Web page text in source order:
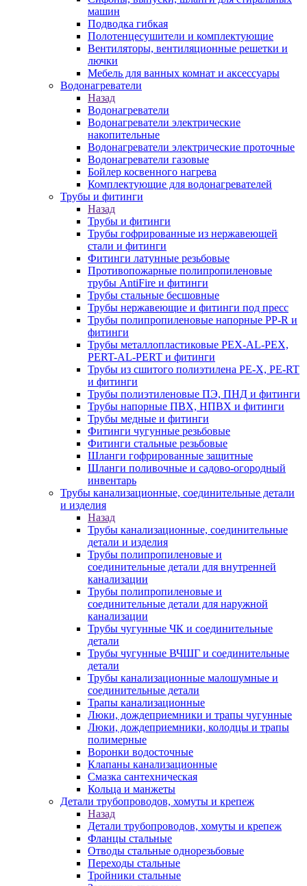
машин
Подводка гибкая
Полотенцесушители и комплектующие
Вентиляторы, вентиляционные решетки и
лючки
Мебель для ванных комнат и аксессуары
Водонагреватели
Назад
Водонагреватели
Водонагреватели электрические
накопительные
Водонагреватели электрические проточные
Водонагреватели газовые
Бойлер косвенного нагрева
Комплектующие для водонагревателей
Трубы и фитинги
Назад
Трубы и фитинги
Трубы гофрированные из нержавеющей
стали и фитинги
Фитинги латунные резьбовые
Противопожарные полипропиленовые
трубы AntiFire и фитинги
Трубы стальные бесшовные
Трубы нержавеющие и фитинги под пресс
Трубы полипропиленовые напорные PP-R и
фитинги
Трубы металлопластиковые PEX-AL-PEX,
PERT-AL-PERT и фитинги
Трубы из сшитого полиэтилена PE-X, PE-RT
и фитинги
Трубы полиэтиленовые ПЭ, ПНД и фитинги
Трубы напорные ПВХ, НПВХ и фитинги
Трубы медные и фитинги
Фитинги чугунные резьбовые
Фитинги стальные резьбовые
Шланги гофрированные защитные
Шланги поливочные и садово-огородный
инвентарь
Трубы канализационные, соединительные детали
и изделия
Назад
Трубы канализационные, соединительные
детали и изделия
Трубы полипропиленовые и
соединительные детали для внутренней
канализации
Трубы полипропиленовые и
соединительные детали для наружной
канализации
Трубы чугунные ЧК и соединительные
детали
Трубы чугунные ВЧШГ и соединительные
детали
Трубы канализационные малошумные и
соединительные детали
Трапы канализационные
Люки, дождеприемники и трапы чугунные
Люки, дождеприемники, колодцы и трапы
полимерные
Воронки водосточные
Клапаны канализационные
Смазка сантехническая
Кольца и манжеты
Детали трубопроводов, хомуты и крепеж
Назад
Детали трубопроводов, хомуты и крепеж
Фланцы стальные
Отводы стальные однорезьбовые
Переходы стальные
Тройники стальные